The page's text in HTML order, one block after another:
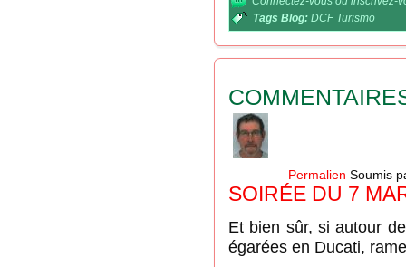
Tags Blog: DCF Turismo
Permalien Soumis
SOIRÉE DU 7
Et bien sûr, si autour
égarées en Ducati,